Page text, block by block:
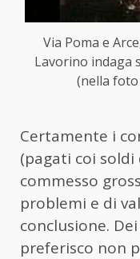
Via Poma e
Lavorino indaga
(nella foto
Certamente i
(pagati coi
commesso
problemi e di
conclusione.
preferisco non